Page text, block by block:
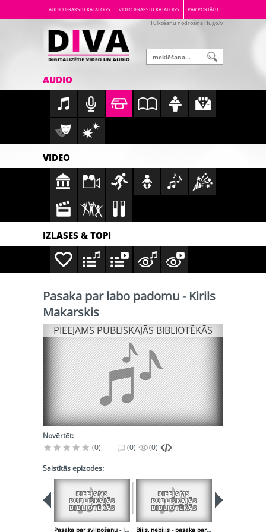
AUDIO IERAKSTU KATALOGS VIDEO IERAKSTU KATALOGS PAR PORTĀLU
Tulkošanu nodrošina Hugo.lv
AUDIO
VIDEO
IZLASES & TOPI
Pasaka par labo padomu - Kirils
Makarskis
PIEEJAMS PUBLISKAJĀS BIBLIOTĒKĀS
Novērtēt:
(0)
(0) (0)
Saistītās epizodes:
PIEEJAMS
PUBLISKAJĀS
BIBLIOTĒKĀS
Pasaka par svilpošanu - Ieva Kemlere
PIEEJAMS
PUBLISKAJĀS
BIBLIOTĒKĀS
Bijis, nebijis - pasaka par skopo precinieku - Sandra Lapiņa